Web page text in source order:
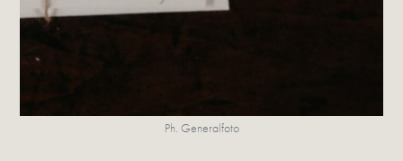
Ph. Generalfoto